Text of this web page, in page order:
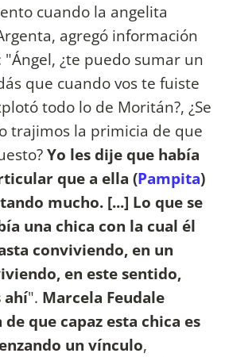
cuando la angelita
agregó información
¿te puedo sumar un
que cuando vos te fuiste
todo lo de Moritán?, ¿Se
trajimos la primicia de que
Yo les dije que había
que a ella (Pampita)
mucho. [...] Lo que se
una chica con la cual él
conviviendo, en un
en este sentido,
ahí". Marcela Feudale
que capaz esta chica es
un vínculo,